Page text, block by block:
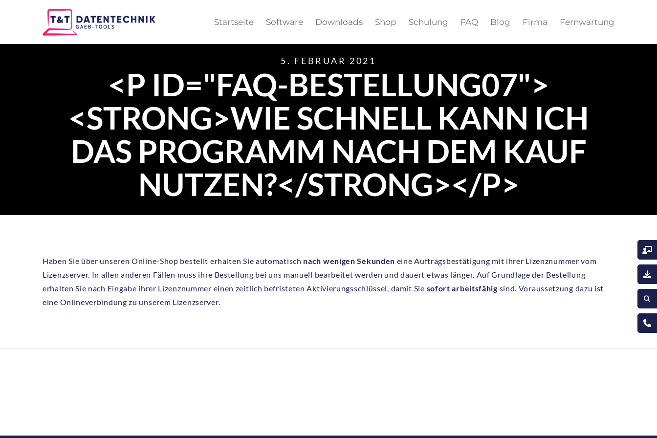
Startseite Software Downloads Shop Schulung FAQ Blog Firma Fernwartung
5. FEBRUAR 2021
<P ID="FAQ-BESTELLUNG07">
<STRONG>WIE SCHNELL KANN ICH
DAS PROGRAMM NACH DEM KAUF
NUTZEN?</STRONG></P>
Haben Sie über unseren Online-Shop bestellt erhalten Sie automatisch nach wenigen Sekunden eine Auftragsbestätigung mit ihrer Lizenznummer vom
Lizenzserver. In allen anderen Fällen muss ihre Bestellung bei uns manuell bearbeitet werden und dauert etwas länger. Auf Grundlage der Bestellung
erhalten Sie nach Eingabe ihrer Lizenznummer einen zeitlich befristeten Aktivierungsschlüssel, damit Sie sofort arbeitsfähig sind. Voraussetzung dazu ist
eine Onlineverbindung zu unserem Lizenzserver.